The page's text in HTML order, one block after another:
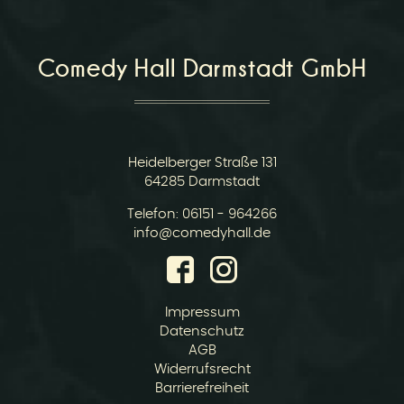
Comedy Hall Darmstadt GmbH
Heidelberger Straße 131
64285 Darmstadt
Telefon: 06151 - 964266
E-
info@comedyhall.de
Impressum
Datenschutz
AGB
Widerrufsrecht
Barrierefreiheit